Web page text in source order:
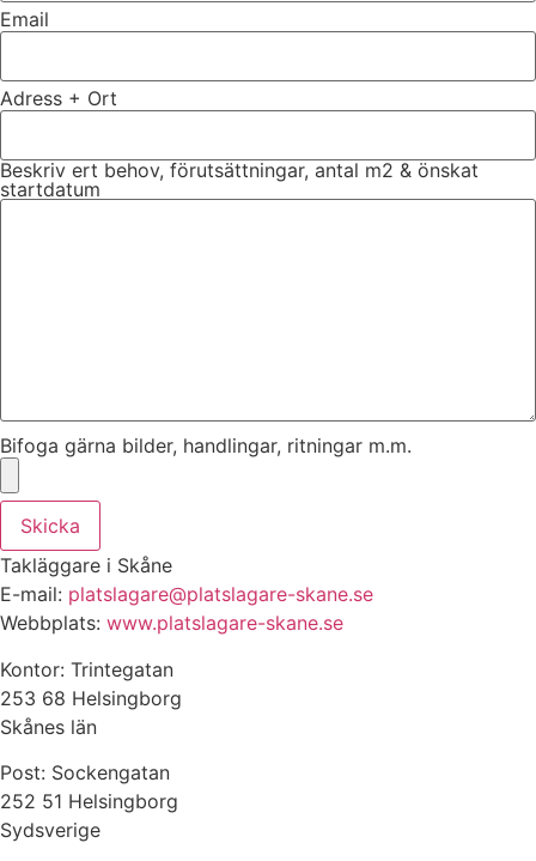
Email
Adress + Ort
Beskriv ert behov, förutsättningar, antal m2 & önskat
startdatum
Bifoga gärna bilder, handlingar, ritningar m.m.
Skicka
Takläggare i Skåne
E-mail: platslagare@platslagare-skane.se
Webbplats: www.platslagare-skane.se
Kontor: Trintegatan
253 68 Helsingborg
Skånes län
Post: Sockengatan
252 51 Helsingborg
Sydsverige